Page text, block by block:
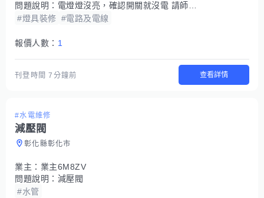
問題說明： 電燈燈沒亮，確認開關就沒電 請師傅檢查為什麼開關沒電，或是需要拉線到左邊開關
#燈具裝修 #電路及電線
報價人數： 1
刊登時間7分鐘前 查看詳情
#水電維修
減壓閥
彰化縣彰化市
業主： 業主6M8ZV
問題說明： 減壓閥
#水管